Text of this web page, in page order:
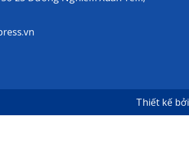
Thiết kế bởi